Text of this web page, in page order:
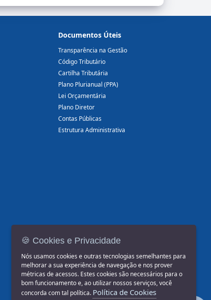
Documentos Úteis
Transparência na Gestão
Código Tributário
Cartilha Tributária
Plano Plurianual (PPA)
Lei Orçamentária
Plano Diretor
Contas Públicas
Estrutura Administrativa
🍪 Cookies e Privacidade
Nós usamos cookies e outras tecnologias semelhantes para
melhorar a sua experiência de navegação e nos prover
métricas de acessos. Estes cookies são necessários para o
bom funcionamento e, ao utilizar nossos serviços, você
concorda com tal política. Política de Cookies